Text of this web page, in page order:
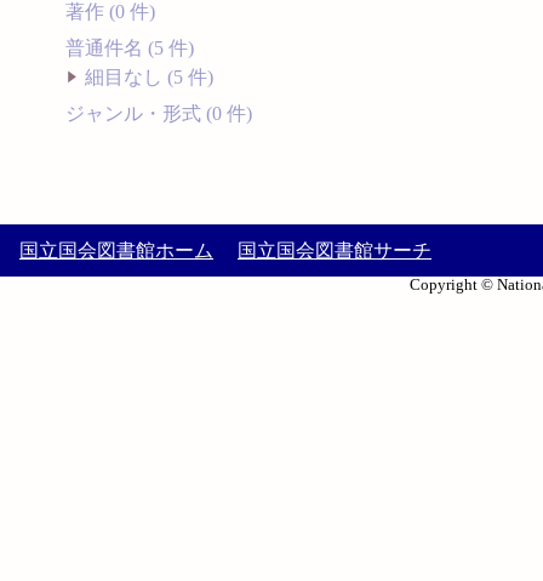
著作 (0 件)
普通件名 (5 件)
細目なし (5 件)
ジャンル・形式 (0 件)
国立国会図書館ホーム 国立国会図書館サーチ
Copyright ©